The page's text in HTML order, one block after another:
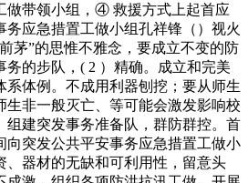
做带领小组，④ 救援方式上起首应
务应急措置工做小组孔祥锋（）视火
茅”的思惟不雅念，要成立不变的防
的步队，( 2 ）精确。成立和完美
系体例。不成用利器刨挖；要从师生
生非一般灭亡、等可能会激发影响校
组建突发事务准备队，群防群控。首
向突发公共平安事务应急措置工做小
、器材的无缺和可利用性，留意头